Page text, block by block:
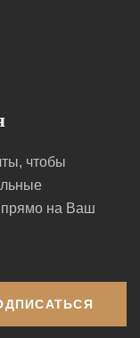
чтобы
на Ваш